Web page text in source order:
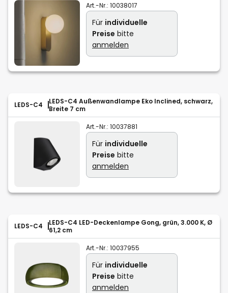
Art.-Nr.: 10038017
Für individuelle
Preise bitte
anmelden
LEDS-C4
LEDS-C4 Außenwandlampe Eko Inclined, schwarz,
Breite 7 cm
Art.-Nr.: 10037881
Für individuelle
Preise bitte
anmelden
LEDS-C4
LEDS-C4 LED-Deckenlampe Gong, grün, 3.000 K, Ø
61,2 cm
Art.-Nr.: 10037955
Für individuelle
Preise bitte
anmelden